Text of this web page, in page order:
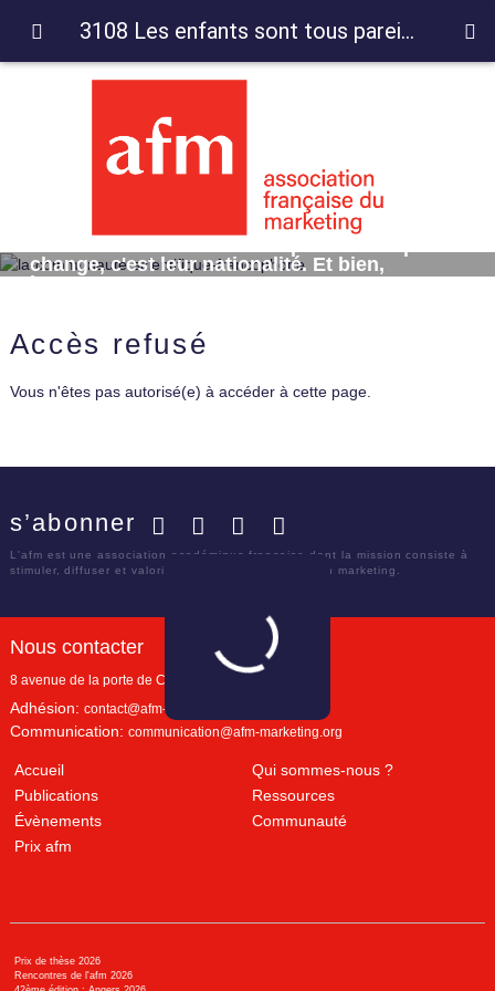
change, c'est leur nationalité. Et bien,
justement
Accès refusé
Vous n'êtes pas autorisé(e) à accéder à cette page.
s’abonner
L'afm est une association académique française dont la mission consiste à
stimuler, diffuser et valoriser le savoir scientifique en marketing.
Nous contacter
8 avenue de la porte de Champerret
Adhésion: contact@afm-marketing.org
Communication: communication@afm-marketing.org
Accueil
Qui sommes-nous ?
Publications
Ressources
Évènements
Communauté
Prix afm
Prix de thèse 2026
Rencontres de l'afm 2026
3108 Les enfants sont tous pareils. Ce qui change, c'est leur nationalité. Et bien, justement